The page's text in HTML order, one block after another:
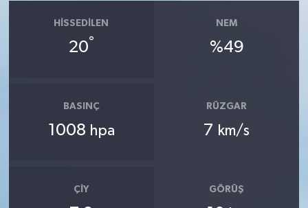
HISSEDILEN
20°
NEM
%49
BASINÇ
1008 hpa
RÜZGAR
7 km/s
ÇIY GÖRÜŞ